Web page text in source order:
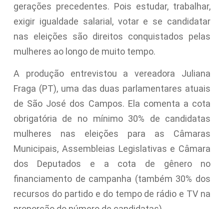
gerações precedentes. Pois estudar, trabalhar,
exigir igualdade salarial, votar e se candidatar
nas eleições são direitos conquistados pelas
mulheres ao longo de muito tempo.
A produção entrevistou a vereadora Juliana
Fraga (PT), uma das duas parlamentares atuais
de São José dos Campos. Ela comenta a cota
obrigatória de no mínimo 30% de candidatas
mulheres nas eleições para as Câmaras
Municipais, Assembleias Legislativas e Câmara
dos Deputados e a cota de gênero no
financiamento de campanha (também 30% dos
recursos do partido e do tempo de rádio e TV na